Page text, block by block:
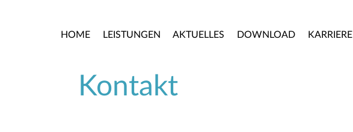
HOME LEISTUNGEN AKTUELLES DOWNLOAD KARRIERE
Kontakt